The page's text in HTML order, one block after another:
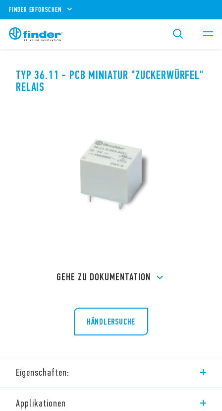
FINDER ERFORSCHEN
TYP 36.11 - PCB MINIATUR "ZUCKERWÜRFEL"
RELAIS
GEHE ZU DOKUMENTATION
HÄNDLERSUCHE
Eigenschaften:
Applikationen